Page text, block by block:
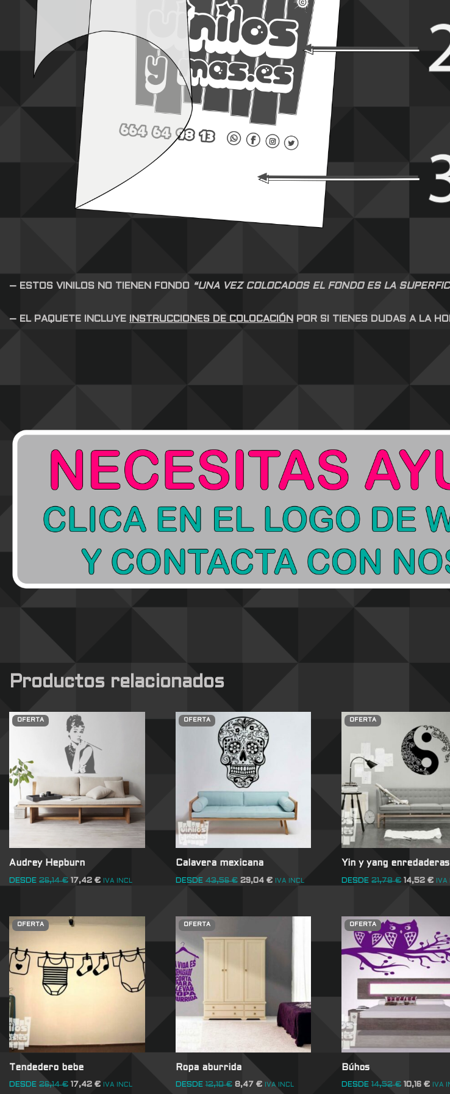
– ESTOS VINILOS NO TIENEN FONDO “UNA VEZ COLOCADOS EL FONDO ES LA
– EL PAQUETE INCLUYE INSTRUCCIONES DE COLOCACIÓN POR SI TIENES DUDAS A LA
Productos relacionados
OFERTA
Audrey Hepburn
DESDE 26,14€ 17,42 € IVA INCL
OFERTA
Calavera mexicana
DESDE 43,56€ 29,04 € IVA INCL
OFERTA
Yin y yang enredaderas
DESDE 21,78€ 14,52€ IVA
OFERTA
Tendedero bebe
DESDE 26,14€ 17,42 € IVA INCL
OFERTA
Ropa aburrida
DESDE 12,10€ 8,47 € IVA INCL
OFERTA
Búhos
DESDE 14,52€ 10,16€ IVA